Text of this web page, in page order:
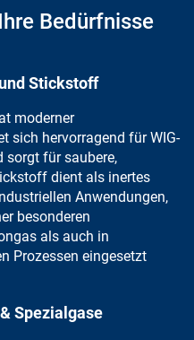
Bedürfnisse
Stickstoff
moderner
sich hervorragend fürWIG-
sorgt für saubere,
dient als inertes
Anwendungen,
besonderen
als auch in
Prozessen eingesetzt
Spezialgase